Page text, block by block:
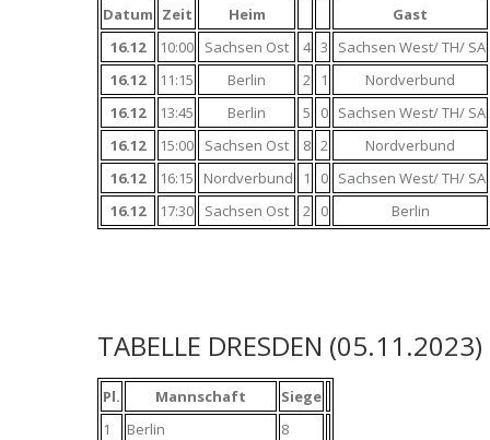
Datum Zeit Heim
Gast
16.12
10:00 Sachsen Ost 4 3
Sachsen West/ TH/ SA
16.12
11:15 Berlin 2 1
Nordverbund
16.12
13:45 Berlin 5 0 Sachsen West/ TH/ SA
16.12
15:00 Sachsen Ost 8 2
Nordverbund
16.12
16:15 Nordverbund 1 0 Sachsen West/ TH/ SA
16.12
17:30 Sachsen Ost 2 0 Berlin
TABELLE DRESDEN (05.11.2023)
Pl. Mannschaft
Siege
1
Berlin
8